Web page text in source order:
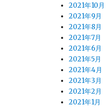
2021年10月
2021年9月
2021年8月
2021年7月
2021年6月
2021年5月
2021年4月
2021年3月
2021年2月
2021年1月